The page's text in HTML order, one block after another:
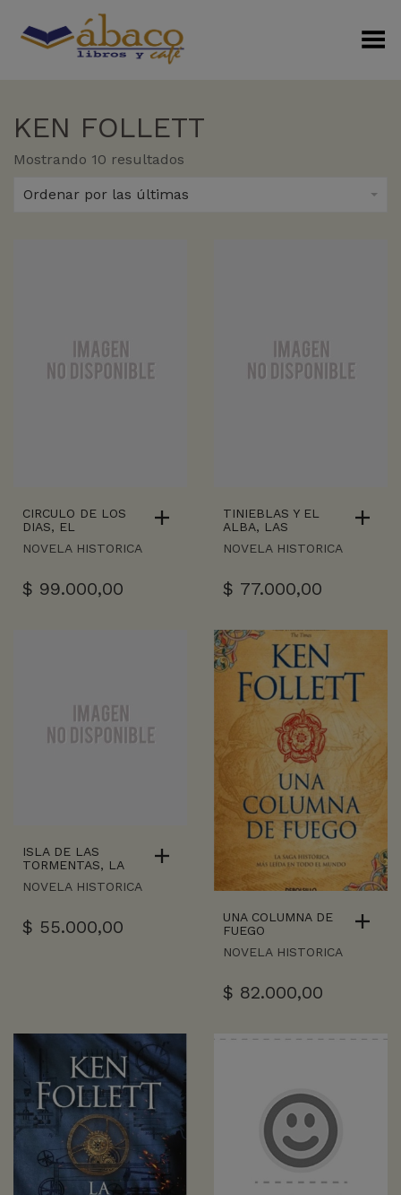
Menú Alterno
KEN FOLLETT
Mostrando 10 resultados
Ordenar por las últimas
CIRCULO DE LOS
DIAS, EL
NOVELA HISTORICA
$ 99.000,00
TINIEBLAS Y EL
ALBA, LAS
NOVELA HISTORICA
$ 77.000,00
ISLA DE LAS
TORMENTAS, LA
NOVELA HISTORICA
$ 55.000,00
UNA COLUMNA DE
FUEGO
NOVELA HISTORICA
$ 82.000,00